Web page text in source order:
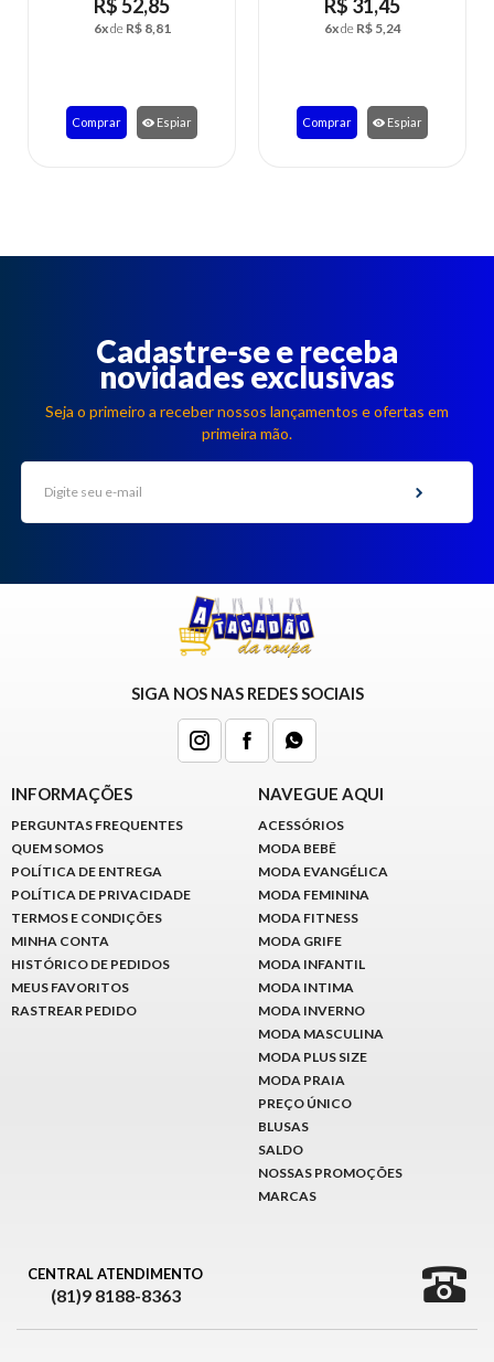
R$ 31,45
6x
Comprar
R$ 29,99
5xde
Comprar
Cadastre-se e receba
novidades exclusivas
Seja o primeiro a receber nossos lançamentos e ofertas em
primeira mão.
SIGA NOS NAS REDES SOCIAIS
INFORMAÇÕES
PERGUNTAS FREQUENTES
QUEM SOMOS
POLÍTICA DE ENTREGA
POLÍTICA DE PRIVACIDADE
TERMOS E CONDIÇÕES
MINHA CONTA
HISTÓRICO DE PEDIDOS
MEUS FAVORITOS
RASTREAR PEDIDO
NAVEGUE AQUI
ACESSÓRIOS
MODA BEBÊ
MODA EVANGÉLICA
MODA FEMININA
MODA FITNESS
MODA GRIFE
MODA INFANTIL
MODA INTIMA
MODA INVERNO
MODA MASCULINA
MODA PLUS SIZE
MODA PRAIA
PREÇO ÚNICO
BLUSAS
SALDO
NOSSAS PROMOÇÕES
MARCAS
CENTRAL ATENDIMENTO
(81)9 8188-8363